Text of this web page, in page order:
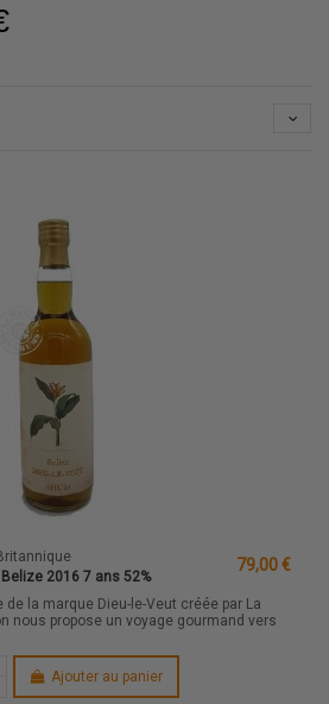
2016 7 ans 52%
79,00 €
la marque Dieu-le-Veut créée par La
nous propose un voyage gourmand vers
Ajouter au panier